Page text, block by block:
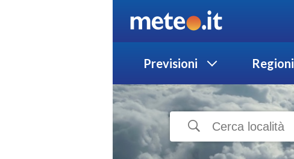
Previsioni Regioni